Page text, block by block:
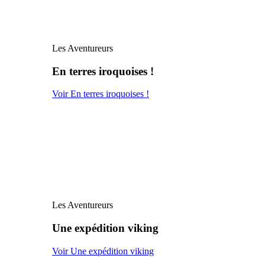
Les Aventureurs
En terres iroquoises !
Voir En terres iroquoises !
Les Aventureurs
Une expédition viking
Voir Une expédition viking